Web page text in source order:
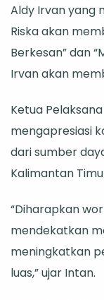
Aldy Irvan yang
Riska akan
Berkesan” dan
Irvan akan
Ketua Pelaksana
mengapresiasi
dari sumber
Kalimantan
“Diharapkan
mendekatkan
meningkatkan
luas,” ujar Intan.